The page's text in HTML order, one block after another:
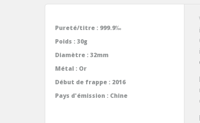
Pureté/titre : 999.9‰
Poids : 30g
Diamètre : 32mm
Métal : Or
Début de frappe : 2016
Pays d'émission : Chine